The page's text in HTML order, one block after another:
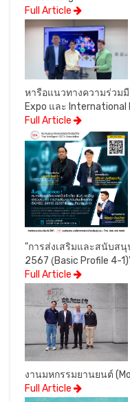
Full Article
หารือแนวทางความร่วม
Expo และ International
Full Article
"การส่งเสริมและสนับสนุ
2567 (ฺBasic Profile 4-
Full Article
งานมหกรรมยานยนต์
Full Article